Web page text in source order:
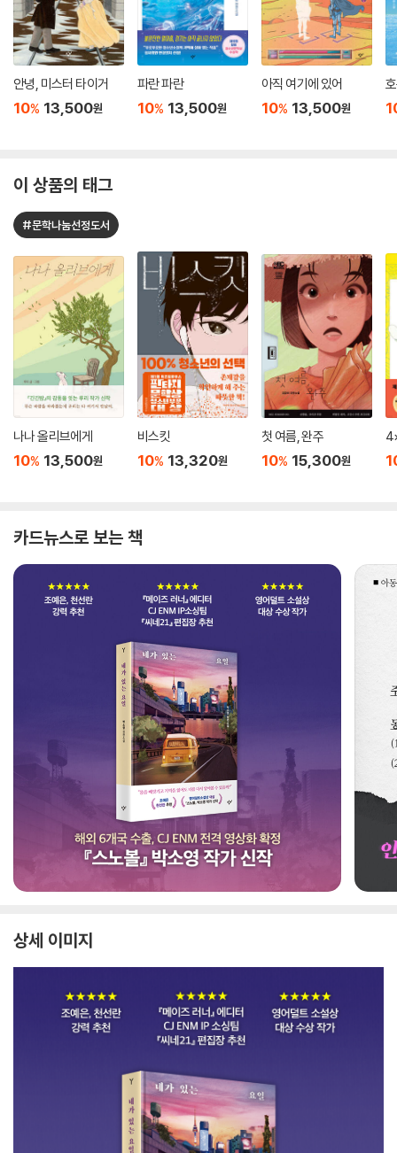
안녕, 미스터 타이거
10% 13,500원
파란 파란
10% 13,500원
아직 여기에 있어
10% 13,500원
이 상품의 태그
#문학나눔선정도서
나나 올리브에게
10% 13,500원
비스킷
10% 13,320원
첫 여름, 완주
10% 15,300원
카드뉴스로 보는 책
상세 이미지